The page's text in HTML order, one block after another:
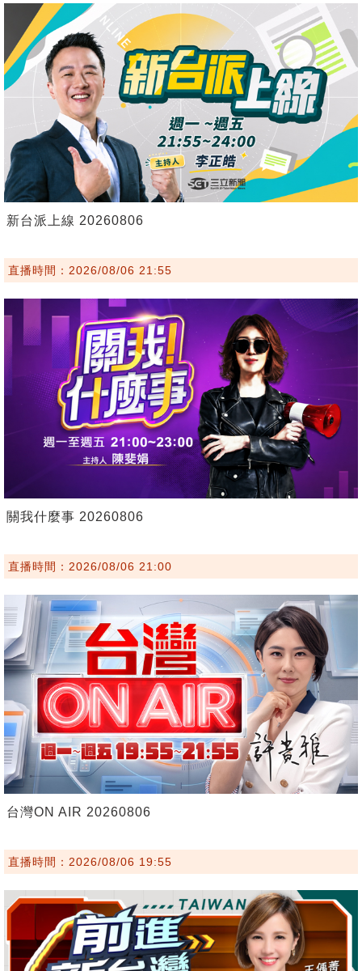
新台派上線 20260806
直播時間：2026/08/06 21:55
關我什麼事 20260806
直播時間：2026/08/06 21:00
台灣ON AIR 20260806
直播時間：2026/08/06 19:55